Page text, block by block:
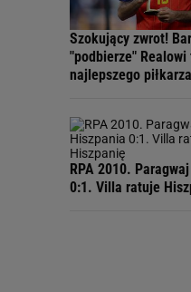
Szokujący zwrot!
"podbierze"
najlepszego
RPA 2010.
0:1. Villa ratuje